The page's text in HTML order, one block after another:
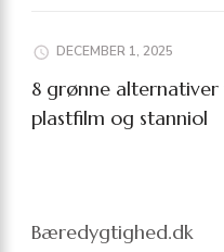
DECEMBER 1, 2025
8 grønne alternativer
plastfilm og stanniol
Bæredygtighed.dk